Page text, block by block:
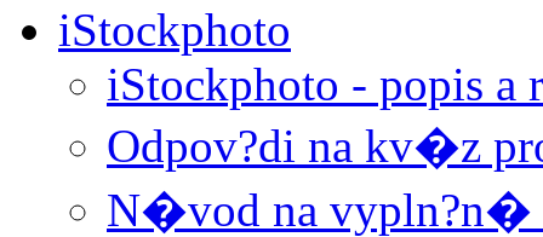
iStockphoto
iStockphoto - popis a
Odpov?di na kv�z
N�vod na vypln?n�